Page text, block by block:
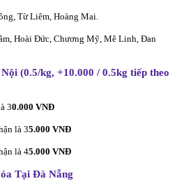
Từ Liêm, Hoàng Mai.
Hoài Đức, Chương Mỹ, Mê Linh, Đan
(0.5/kg, +10.000 / 0.5kg tiếp theo
30.000 VNĐ
là 35.000 VNĐ
là 45.000 VNĐ
Tại Đà Nẵng